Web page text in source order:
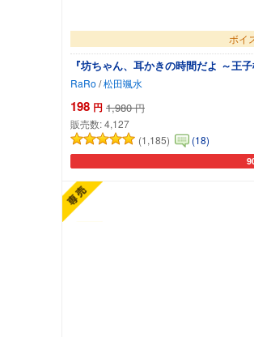
ボイ
『坊ちゃん、耳かきの時間だよ ～王
RaRo /松田颯水
198 円 1,980 円
販売数:4,127
(1,185)
(18)
カ